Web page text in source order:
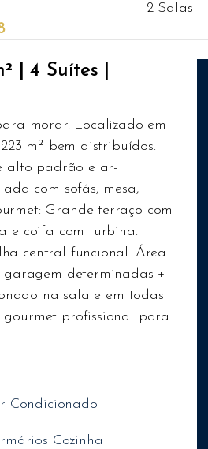
2 Salas
| 4 Suítes |
morar. Localizado em
m² bem distribuídos.
alto padrão e ar-
com sofás, mesa,
Grande terraço com
e coifa com turbina.
central funcional. Área
garagem determinadas +
na sala e em todas
gourmet profissional para
Condicionado
Cozinha